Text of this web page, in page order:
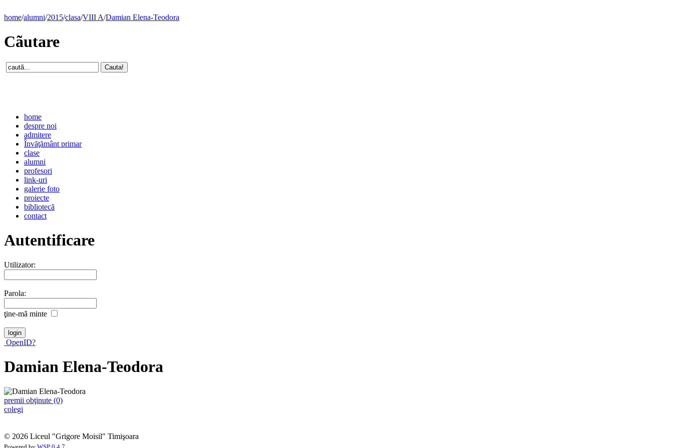
home/alumni/2015/clasa/VIII A/Damian Elena-Teodora
Cãutare
home
despre noi
admitere
Învăţământ primar
clase
alumni
profesori
link-uri
galerie foto
proiecte
bibliotecă
contact
Autentificare
Utilizator:
Parola:
ţine-mã minte
OpenID?
Damian Elena-Teodora
premii obţinute (0)
colegi
© 2026 Liceul "Grigore Moisil" Timişoara